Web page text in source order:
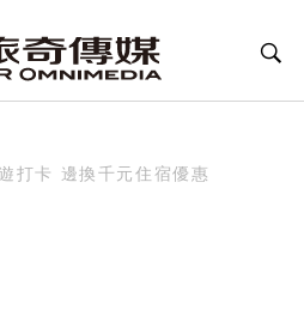
打卡 邊換千元住宿優惠